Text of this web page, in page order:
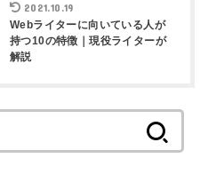
2021.10.19
Webライターに向いている人が
持つ10の特徴｜現役ライターが
解説
索